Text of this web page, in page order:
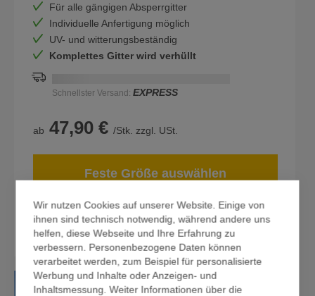
Wir nutzen Cookies auf unserer Website. Einige von
ihnen sind technisch notwendig, während andere uns
helfen, diese Webseite und Ihre Erfahrung zu
verbessern. Personenbezogene Daten können
verarbeitet werden, zum Beispiel für personalisierte
Werbung und Inhalte oder Anzeigen- und
Inhaltsmessung. Weiter Informationen über die
Für alle gängigen Absperrgitter
Individuelle Anfertigung möglich
UV- und witterungsbeständig
Komplettes Gitter wird verhüllt
Schnellster Versand: EXPRESS
ab 47,90 € /Stk. zzgl. USt.
Feste Größe auswählen
Individuelle Größen konfigurieren